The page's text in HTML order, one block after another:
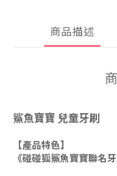
商品描述
鯊魚寶寶 兒童牙刷
【產品特色】
《碰碰狐鯊魚寶寶聯名牙